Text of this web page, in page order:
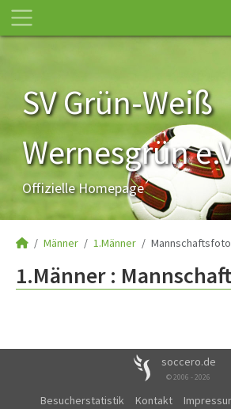
SV Grün-Weiß
Wernesgrün
Offizielle Homepage
Männer 1.Männer Mannschaftsfoto
1.Männer :
soccero.de
© 2006 - 2026
Besucherstatistik Kontakt